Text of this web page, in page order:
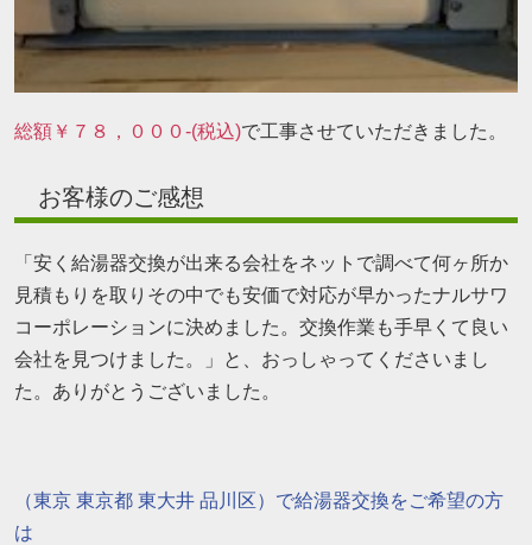
総額￥７８，０００-(税込)で工事させていただきました。
お客様のご感想
「安く給湯器交換が出来る会社をネットで調べて何ヶ所か
見積もりを取りその中でも安価で対応が早かったナルサワ
コーポレーションに決めました。交換作業も手早くて良い
会社を見つけました。」と、おっしゃってくださいまし
た。ありがとうございました。
（東京 東京都 東大井 品川区）で給湯器交換をご希望の方
は